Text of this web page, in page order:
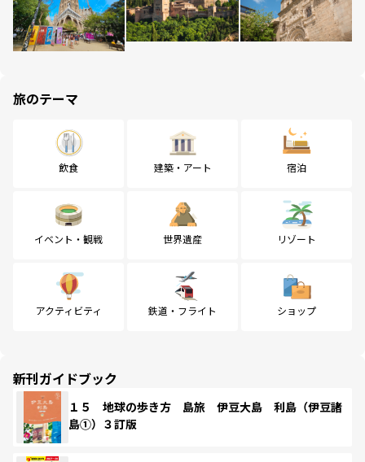
旅のテーマ
飲食 建築・アート 宿泊
イベント・観戦 世界遺産 リゾート
アクティビティ 鉄道・フライト ショップ
新刊ガイドブック
１５ 地球の歩き方 島旅 伊豆大島 利島（伊豆諸
島①）３訂版